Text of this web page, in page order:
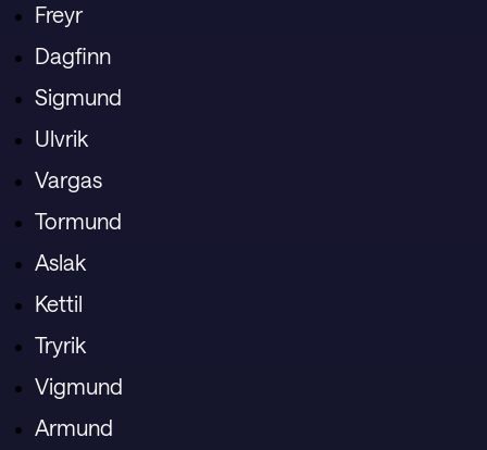
Freyr
Dagfinn
Sigmund
Ulvrik
Vargas
Tormund
Aslak
Kettil
Tryrik
Vigmund
Armund